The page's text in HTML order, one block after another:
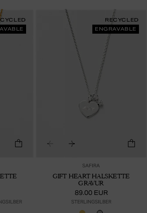
RECYCLED
ENGRAVABLE
SAFIRA
GIFT HEART HALSKETTE
GRAVUR
89.00 EUR
STERLINGSILBER